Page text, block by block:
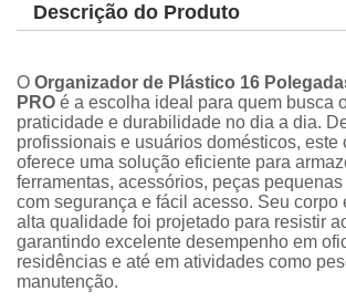
Descrição do Produto
O Organizador de Plástico 16
PRO é a escolha ideal para quem busca
praticidade e durabilidade no dia a dia.
profissionais e usuários domésticos, este
oferece uma solução eficiente para
ferramentas, acessórios, peças
com segurança e fácil acesso. Seu corpo
alta qualidade foi projetado para resistir
garantindo excelente desempenho em
residências e até em atividades como
manutenção.